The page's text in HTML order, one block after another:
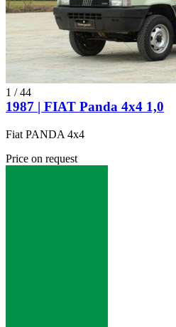
1 /44
1987 | FIAT Panda 4x4 1,0
Fiat PANDA 4x4
Price on request